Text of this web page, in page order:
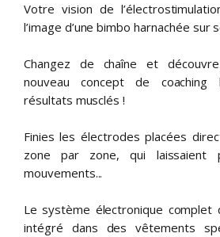
Votre vision de
l’image d’une bimbo harnachée sur
Changez de chaîne et
nouveau concept de coaching
résultats musclés !
Finies les électrodes placées
zone par zone, qui laissaient
mouvements...
Le système électronique complet
intégré dans des vêtements